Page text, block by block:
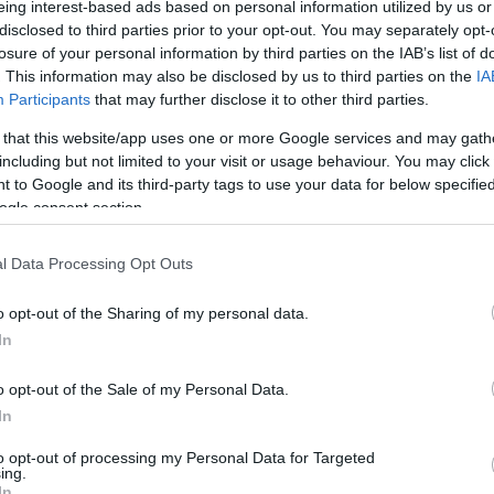
interest-based ads based on personal information utilized by us
to third parties prior to your opt-out. You may separately
of your personal information by third parties on the IAB’s list of
This information may also be disclosed by us to third parties on the
Participants that may further disclose it to other third parties.
that this website/app uses one or more Google services and may
but not limited to your visit or usage behaviour. You may
to Google and its third-party tags to use your data for below
consent section.
Data Processing Opt Outs
opt-out of the Sharing of my personal data.
opt-out of the Sale of my Personal Data.
opt-out of processing my Personal Data for Targeted
MAGYARORSZÁGON
2021.04.14.
beszélt arról, hogy a teraszok nyitása
eltörlik a vendéglátóhelyeket terhelő
hírek Facebook csoport
3,5 millió beoltott
és reményeim szerint ez
csütörtökönez meglehet, akkor